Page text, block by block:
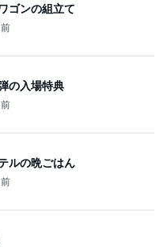
ゴンの組立て
の入場特典
ルの晩ごはん